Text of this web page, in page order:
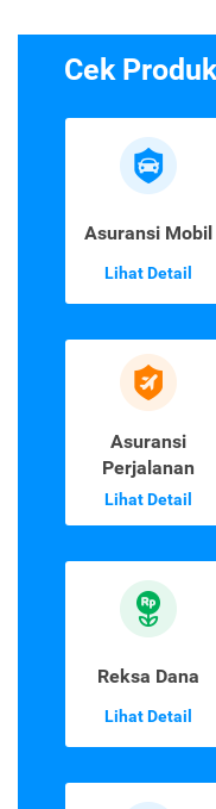
Cek
Asuransi Mobil
Lihat Detail
Asuransi
Perjalanan
Lihat Detail
Reksa Dana
Lihat Detail